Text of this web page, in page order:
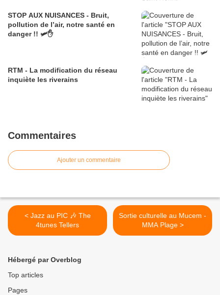
STOP AUX NUISANCES - Bruit,
pollution de l’air, notre santé en
danger !! 🛩️✋
RTM - La modification du réseau
inquiète les riverains
Commentaires
Ajouter un commentaire
< Jazz au PIC 🎶 The
4tunes Tellers
Sortie culturelle au Mucem -
MMA Plage >
Hébergé par Overblog
Top articles
Pages